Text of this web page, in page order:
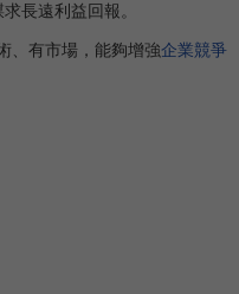
長遠利益回報。
、有市場，能夠增強企業競爭